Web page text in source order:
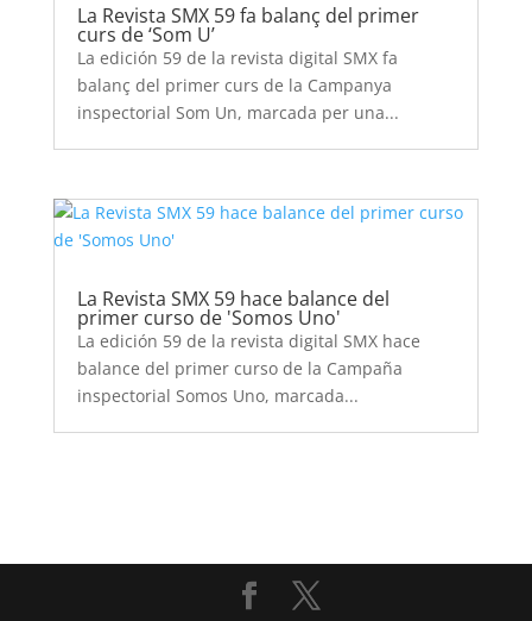
La Revista SMX 59 fa balanç del primer
curs de ‘Som U’
La edición 59 de la revista digital SMX fa
balanç del primer curs de la Campanya
inspectorial Som Un, marcada per una...
La Revista SMX 59 hace balance del
primer curso de 'Somos Uno'
La edición 59 de la revista digital SMX hace
balance del primer curso de la Campaña
inspectorial Somos Uno, marcada...